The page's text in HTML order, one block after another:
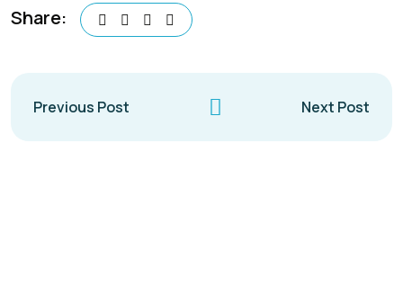
Share:
Previous Post Next Post